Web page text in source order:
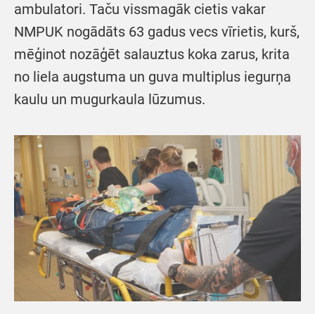
ambulatori. Taču vissmagāk cietis vakar
NMPUK nogādāts 63 gadus vecs vīrietis, kurš,
mēģinot nozāģēt salauztus koka zarus, krita
no liela augstuma un guva multiplus iegurņa
kaulu un mugurkaula lūzumus.